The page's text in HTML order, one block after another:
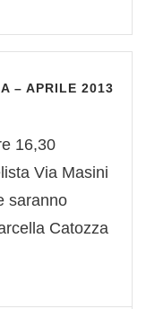
– APRILE 2013
16,30
Via Masini
saranno
Catozza